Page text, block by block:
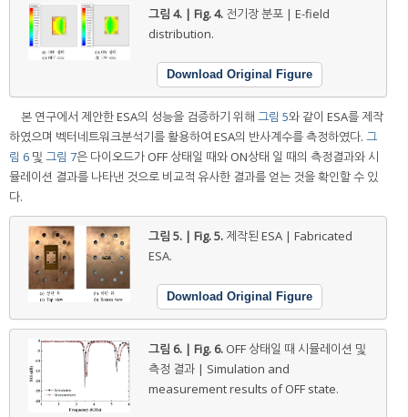
그림 4. | Fig. 4. 전기장 분포 | E-field
distribution.
Download Original Figure
본 연구에서 제안한 ESA의 성능을 검증하기 위해 그림 5와 같이 ESA를 제작
하였으며 벡터네트워크분석기를 활용하여 ESA의 반사계수를 측정하였다. 그
림 6 및 그림 7은 다이오드가 OFF 상태일 때와 ON상태 일 때의 측정결과와 시
뮬레이션 결과를 나타낸 것으로 비교적 유사한 결과를 얻는 것을 확인할 수 있
다.
그림 5. | Fig. 5. 제작된 ESA | Fabricated
ESA.
Download Original Figure
그림 6. | Fig. 6. OFF 상태일 때 시뮬레이션 및
측정 결과 | Simulation and
measurement results of OFF state.